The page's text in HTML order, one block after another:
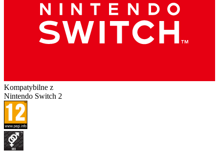
Kompatybilne z
Nintendo Switch 2